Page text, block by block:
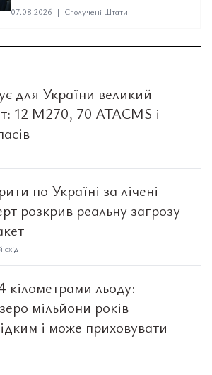
07.08.2026 | Сполучені Штати
для України великий
12 M270, 70 ATACMS і
по Україні за лічені
розкрив реальну загрозу
кілометрами льоду:
мільйони років
і може приховувати